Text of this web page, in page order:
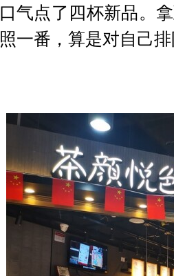
口气点了四杯新品。
照一番，算是对自己